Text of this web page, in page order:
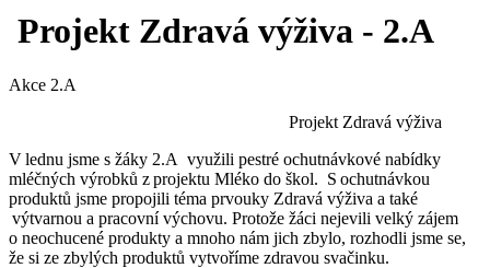
Projekt Zdravá výživa - 2.A
Akce 2.A
Projekt Zdravá výživa
V lednu jsme s žáky 2.A využili pestré ochutnávkové nabídky
mléčných výrobků z projektu Mléko do škol. S ochutnávkou
produktů jsme propojili téma prvouky Zdravá výživa a také
výtvarnou a pracovní výchovu. Protože žáci nejevili velký zájem
o neochucené produkty a mnoho nám jich zbylo, rozhodli jsme se,
že si ze zbylých produktů vytvoříme zdravou svačinku.